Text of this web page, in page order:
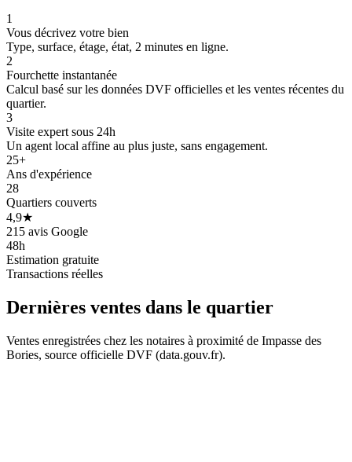
1
Vous décrivez votre bien
Type, surface, étage, état, 2 minutes en ligne.
2
Fourchette instantanée
Calcul basé sur les données DVF officielles et les ventes récentes du
quartier.
3
Visite expert sous 24h
Un agent local affine au plus juste, sans engagement.
25+
Ans d'expérience
28
Quartiers couverts
4,9★
215 avis Google
48h
Estimation gratuite
Transactions réelles
Dernières ventes dans le quartier
Ventes enregistrées chez les notaires à proximité de Impasse des
Bories, source officielle DVF (data.gouv.fr).